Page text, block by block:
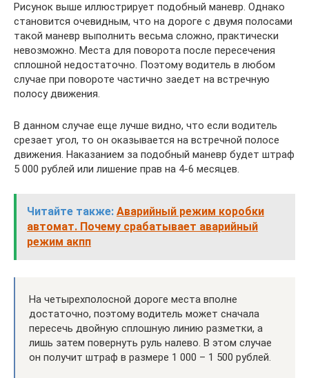
Рисунок выше иллюстрирует подобный маневр. Однако
становится очевидным, что на дороге с двумя полосами
такой маневр выполнить весьма сложно, практически
невозможно. Места для поворота после пересечения
сплошной недостаточно. Поэтому водитель в любом
случае при повороте частично заедет на встречную
полосу движения.
В данном случае еще лучше видно, что если водитель
срезает угол, то он оказывается на встречной полосе
движения. Наказанием за подобный маневр будет штраф
5 000 рублей или лишение прав на 4-6 месяцев.
Читайте также: Аварийный режим коробки
автомат. Почему срабатывает аварийный
режим акпп
На четырехполосной дороге места вполне
достаточно, поэтому водитель может сначала
пересечь двойную сплошную линию разметки, а
лишь затем повернуть руль налево. В этом случае
он получит штраф в размере 1 000 – 1 500 рублей.